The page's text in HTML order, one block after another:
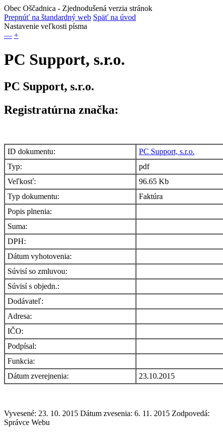
Obec Oščadnica - Zjednodušená verzia stránok
Prepnúť na štandardný web Späť na úvod
Nastavenie veľkosti písma
— +
PC Support, s.r.o.
PC Support, s.r.o.
Registratúrna značka:
ID dokumentu:
PC Support, s.r.o.
Typ:
pdf
Veľkosť:
96.65 Kb
Typ dokumentu:
Faktúra
Popis plnenia:
Suma:
DPH:
Dátum vyhotovenia:
Súvisí so zmluvou:
Súvisí s objedn.:
Dodávateľ:
Adresa:
IČO:
Podpísal:
Funkcia:
Dátum zverejnenia:
23.10.2015
Vyvesené: 23. 10. 2015 Dátum zvesenia: 6. 11. 2015 Zodpovedá:
Správce Webu